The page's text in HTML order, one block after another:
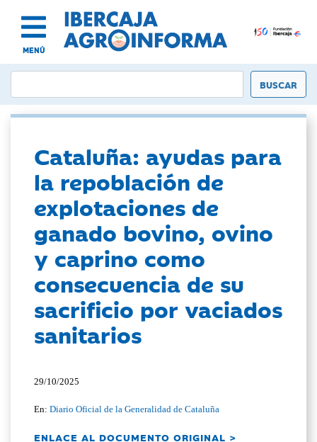
MENÚ
Cataluña: ayudas para
la repoblación de
explotaciones de
ganado bovino, ovino
y caprino como
consecuencia de su
sacrificio por vaciados
sanitarios
29/10/2025
En:Diario Oficial de la Generalidad de Cataluña
ENLACE AL DOCUMENTO ORIGINAL >